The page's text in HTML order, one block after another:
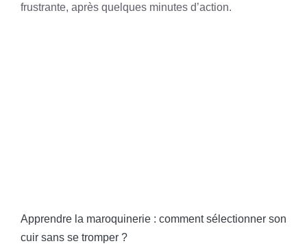
frustrante, après quelques minutes d’action.
Apprendre la maroquinerie : comment sélectionner son
cuir sans se tromper ?